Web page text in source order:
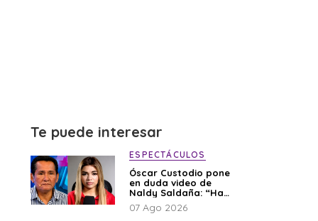
Te puede interesar
ESPECTÁCULOS
Óscar Custodio pone
en duda video de
Naldy Saldaña: “Hay
cosas que de repente
se han editado”
07 Ago 2026